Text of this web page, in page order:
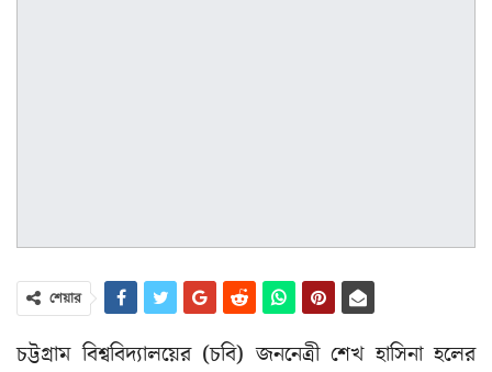
শেয়ার
চট্টগ্রাম বিশ্ববিদ্যালয়ের (চবি) জননেত্রী শেখ হাসিনা হলের